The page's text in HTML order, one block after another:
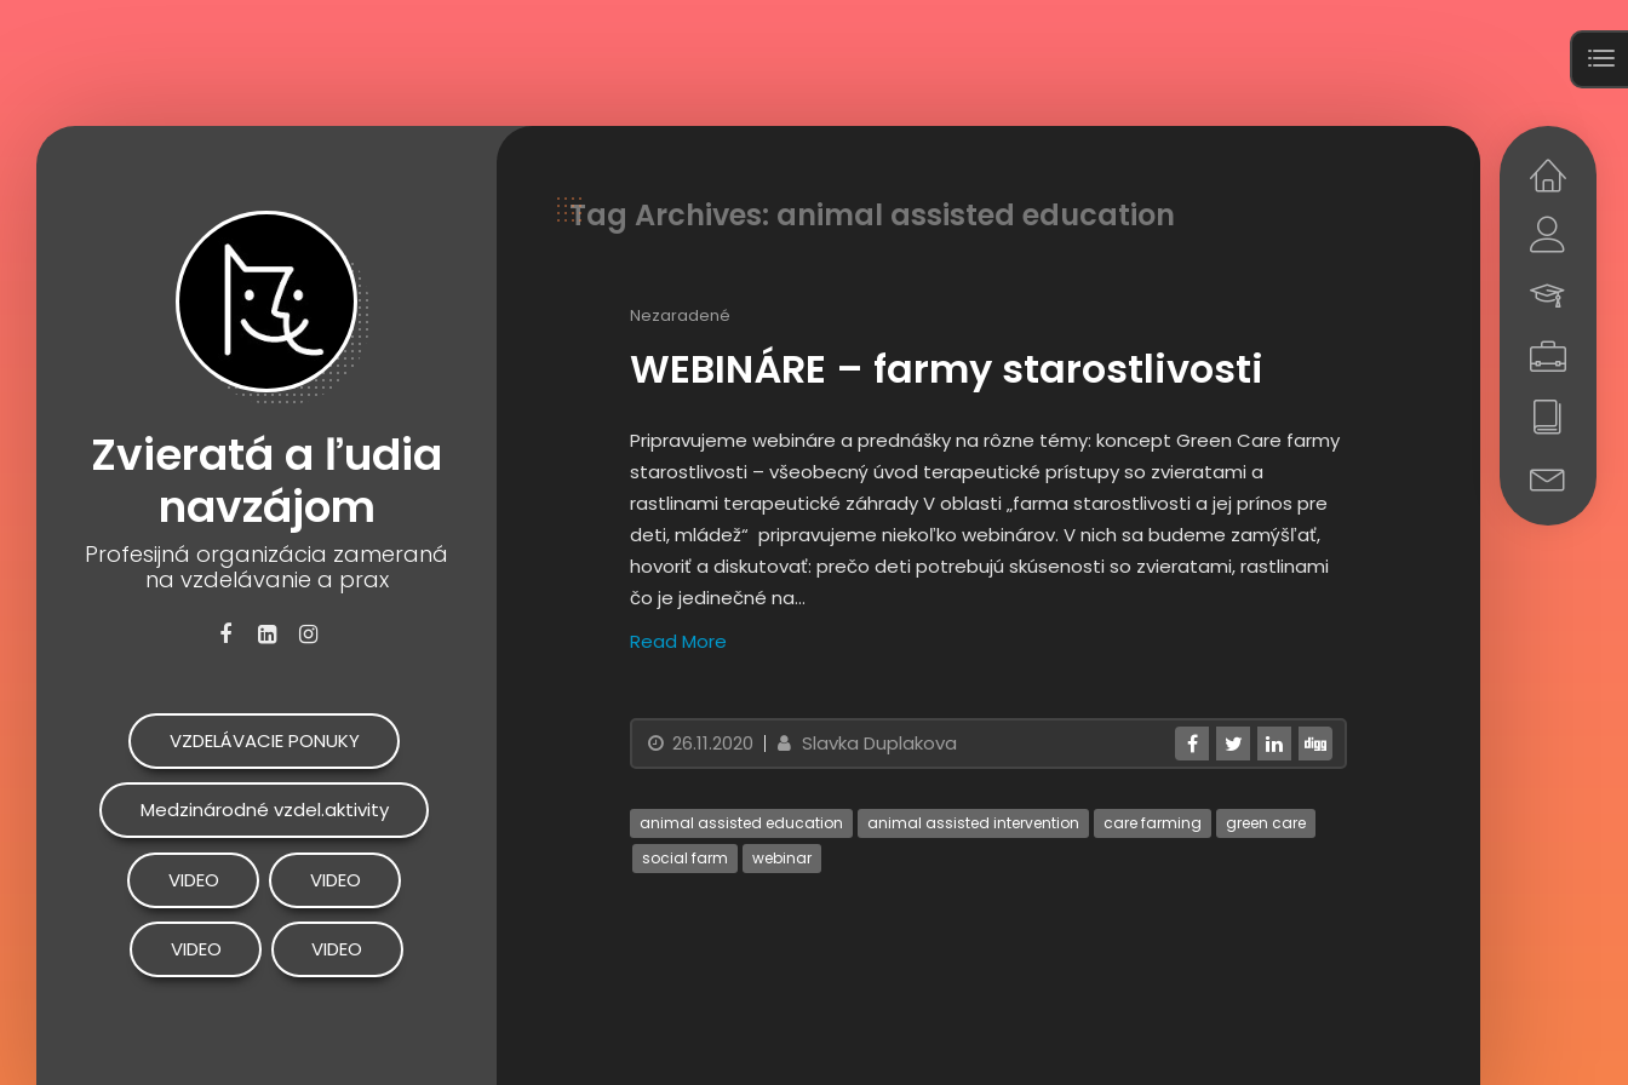
Zvieratá a ľudia
navzájom
Profesijná organizácia zameraná
na vzdelávanie a prax
VZDELÁVACIE PONUKY
Medzinárodné vzdel.aktivity
VIDEO VIDEO
VIDEO VIDEO
Tag Archives: animal assisted education
Nezaradené
WEBINÁRE – farmy starostlivosti
Pripravujeme webináre a prednášky na rôzne témy: koncept Green Care farmy
starostlivosti – všeobecný úvod terapeutické prístupy so zvieratami a
rastlinami terapeutické záhrady V oblasti „farma starostlivosti a jej prínos pre
deti, mládež“ pripravujeme niekoľko webinárov. V nich sa budeme zamýšľať,
hovoriť a diskutovať: prečo deti potrebujú skúsenosti so zvieratami, rastlinami
čo je jedinečné na…
Read More
26.11.2020 Slavka Duplakova
animal assisted education animal assisted intervention care farming
green care
social farm
webinar